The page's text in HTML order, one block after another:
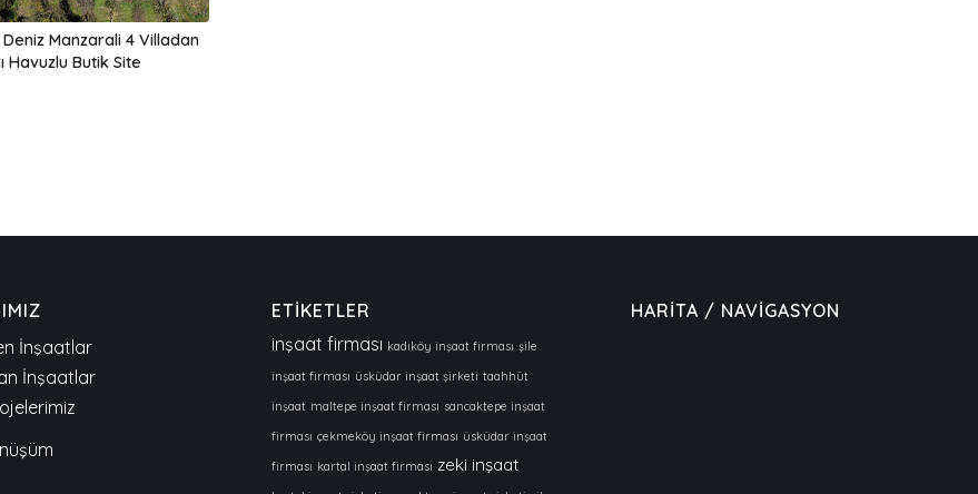
Deniz Manzarali 4 Villadan
Havuzlu Butik Site
İnşaatlar
İnşaatlar
ETİKETLER
inşaat firması kadıköy inşaat firması şile
inşaat firması üsküdar inşaat şirketi taahhüt
inşaat maltepe inşaat firması sancaktepe inşaat
firması çekmeköy inşaat firması üsküdar inşaat
firması kartal inşaat firması zeki inşaat
HARİTA / NAVİGASYON